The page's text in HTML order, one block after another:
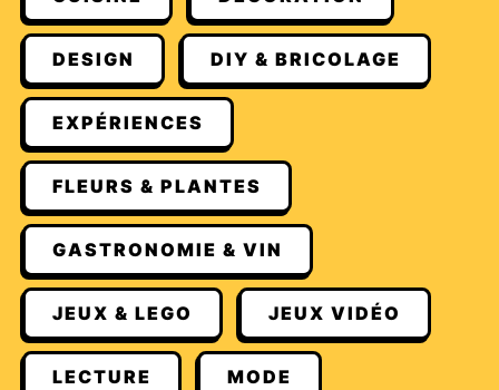
DESIGN DIY & BRICOLAGE
EXPÉRIENCES
FLEURS & PLANTES
GASTRONOMIE & VIN
JEUX & LEGO JEUX VIDÉO
LECTURE MODE